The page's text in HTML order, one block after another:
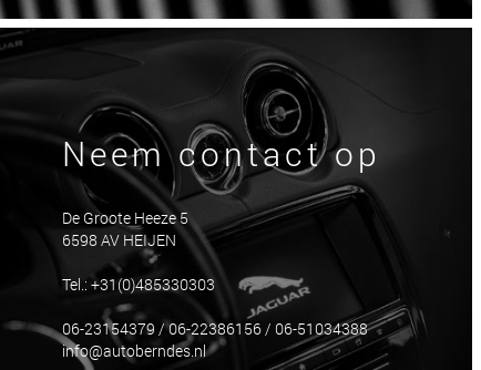
Neem contact op
De Groote Heeze 5
6598 AV HEIJEN
Tel.: +31(0)485330303
06-23154379 / 06-22386156 / 06-51034388
info@autoberndes.nl